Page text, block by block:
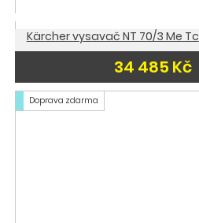
Kärcher vysavač NT 70/3 Me Tc
34 485 Kč
Doprava zdarma